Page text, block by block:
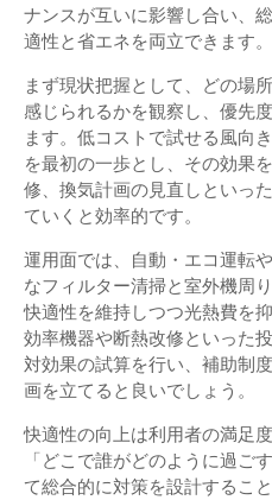
ナンスが互いに影響し合い、
適性と省エネを両立できます。
まず現状把握として、どの場
感じられるかを観察し、優先
ます。低コストで試せる風向
を最初の一歩とし、その効果
修、換気計画の見直しといっ
ていくと効率的です。
運用面では、自動・エコ運転
なフィルター清掃と室外機周
快適性を維持しつつ光熱費を
効率機器や断熱改修といった
対効果の試算を行い、補助制
画を立てると良いでしょう。
快適性の向上は利用者の満足
「どこで誰がどのように過ご
て総合的に対策を設計するこ